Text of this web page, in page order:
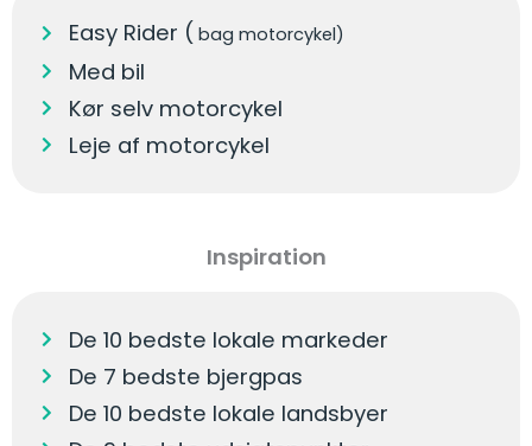
Easy Rider ( bag motorcykel)
Med bil
Kør selv motorcykel
Leje af motorcykel
Inspiration
De 10 bedste lokale markeder
De 7 bedste bjergpas
De 10 bedste lokale landsbyer